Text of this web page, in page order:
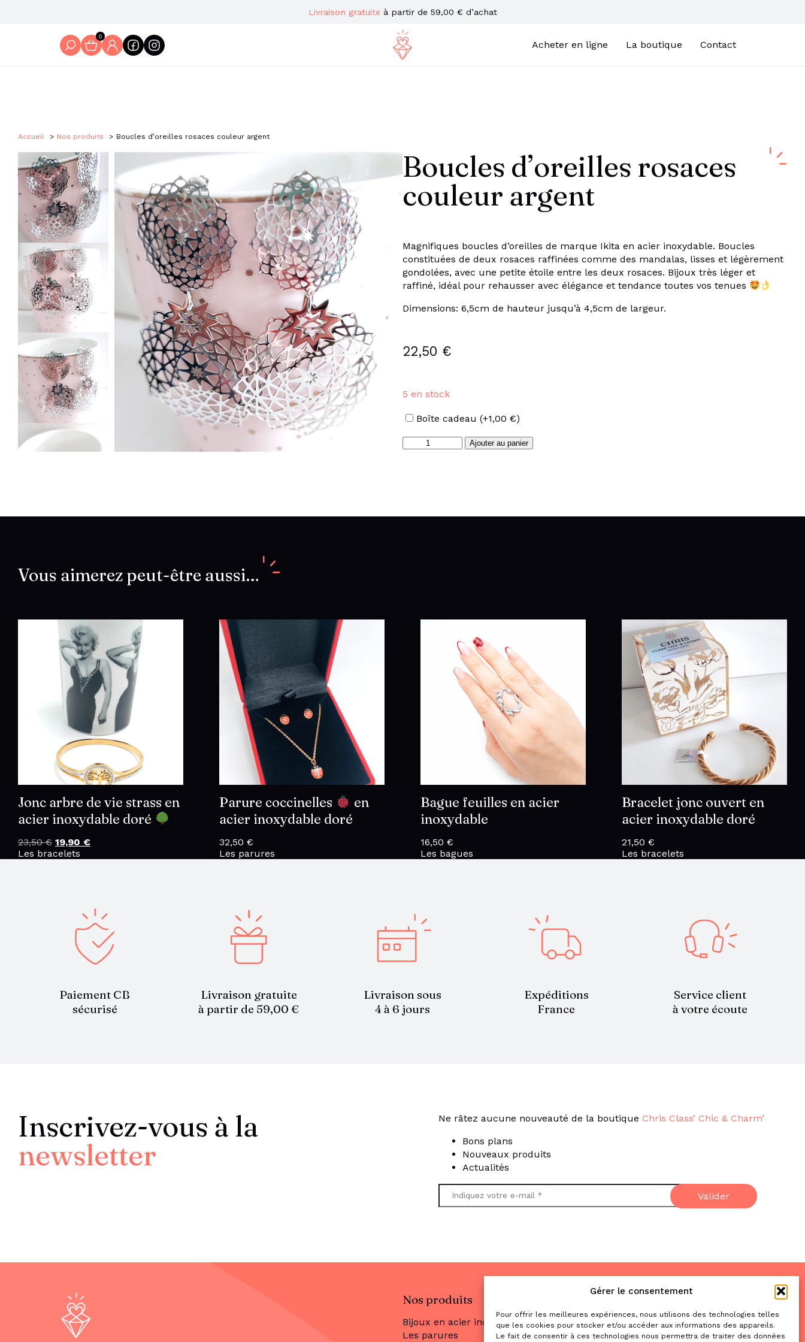
Gérer le consentement
Pour offrir les meilleures expériences, nous utilisons des technologies telles
que les cookies pour stocker et/ou accéder aux informations des appareils.
Le fait de consentir à ces technologies nous permettra de traiter des données
Livraison gratuite à partir de 59,00 € d’achat
0
Acheter en ligne La boutique Contact
Accueil Nos produits Boucles d’oreilles rosaces couleur argent
Boucles d’oreilles rosaces
couleur argent
Magnifiques boucles d’oreilles de marque Ikita en acier inoxydable. Boucles
constituées de deux rosaces raffinées comme des mandalas, lisses et légèrement
gondolées, avec une petite étoile entre les deux rosaces. Bijoux très léger et
raffiné, idéal pour rehausser avec élégance et tendance toutes vos tenues
Dimensions: 6,5cm de hauteur jusqu’à 4,5cm de largeur.
22,50 €
5 en stock
Options
Boîte cadeau (+1,00 €)
quantité
Ajouter au panier
Vous aimerez peut-être aussi…
Jonc arbre de vie strass en
acier inoxydable doré
23,50€ Le
prix
19,90 €
Les bracelets
Parure coccinelles
en
acier inoxydable doré
32,50 €
Les parures
Bague feuilles en acier
inoxydable
16,50 €
Les bagues
Bracelet jonc ouvert en
acier inoxydable doré
21,50 €
Les bracelets
Paiement CB
sécurisé
Livraison gratuite
à partir de 59,00 €
Livraison sous
4 à 6 jours
Expéditions
France
Service client
à votre écoute
Inscrivez-vous à la
newsletter
Ne râtez aucune nouveauté de la boutique Chris Class’ Chic & Charm’
Bons plans
Nouveaux produits
Actualités
Nos produits
Bijoux en acier inoxydable
Les parures
& nous contacter
2 place de la Liberté